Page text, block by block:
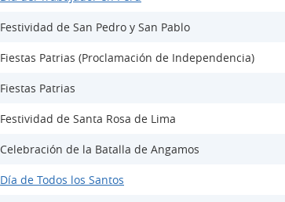
Festividad de San Pedro y San Pablo
Fiestas Patrias (Proclamación de Independencia)
Fiestas Patrias
Festividad de Santa Rosa de Lima
Celebración de la Batalla de Angamos
Día de Todos los Santos